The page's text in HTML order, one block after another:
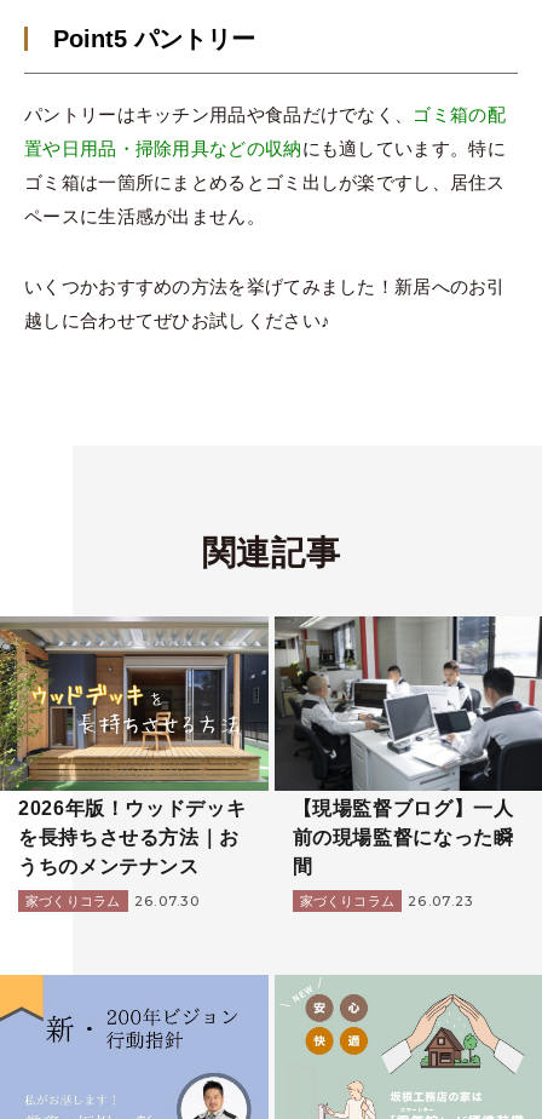
Point5 パントリー
パントリーはキッチン用品や食品だけでなく、 ゴミ箱の配
置や日用品・掃除用具などの収納にも適しています。特に
ゴミ箱は一箇所にまとめるとゴミ出しが楽ですし、居住ス
ペースに生活感が出ません。
いくつかおすすめの方法を挙げてみました！新居へのお引
越しに合わせてぜひお試しください♪
関連記事
2026年版！ウッドデッキ
を長持ちさせる方法｜お
うちのメンテナンス
家づくりコラム 26.07.30
【現場監督ブログ】一人
前の現場監督になった瞬
間
家づくりコラム 26.07.23